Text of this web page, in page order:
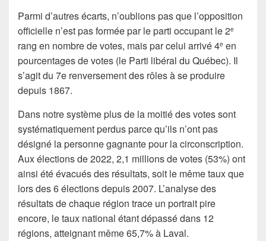
Parmi d’autres écarts, n’oublions pas que l’opposition
officielle n’est pas formée par le parti occupant le 2e
rang en nombre de votes, mais par celui arrivé 4e en
pourcentages de votes (le Parti libéral du Québec). Il
s’agit du 7e renversement des rôles à se produire
depuis 1867.
Dans notre système plus de la moitié des votes sont
systématiquement perdus parce qu’ils n’ont pas
désigné la personne gagnante pour la circonscription.
Aux élections de 2022, 2,1 millions de votes (53%) ont
ainsi été évacués des résultats, soit le même taux que
lors des 6 élections depuis 2007. L’analyse des
résultats de chaque région trace un portrait pire
encore, le taux national étant dépassé dans 12
régions, atteignant même 65,7% à Laval.